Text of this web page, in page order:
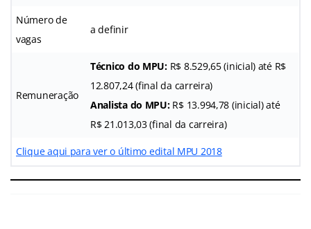
Número de
vagas
a definir
Remuneração
Técnico do MPU: R$ 8.529,65 (inicial) até R$
12.807,24 (final da carreira)
Analista do MPU: R$ 13.994,78 (inicial) até
R$ 21.013,03 (final da carreira)
Clique aqui para ver o último edital MPU 2018